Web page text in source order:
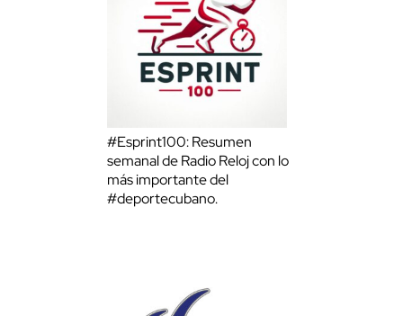
#Esprint100: Resumen
semanal de Radio Reloj con lo
más importante del
#deportecubano.